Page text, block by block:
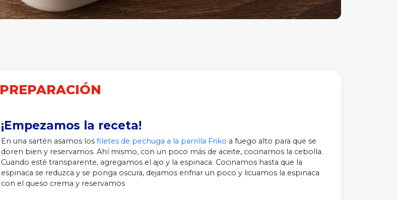
PREPARACIÓN
¡Empezamos la receta!
En una sartén asamos los filetes de pechuga a la parrilla Friko a fuego alto para que se
doren bien y reservamos.Ahí mismo, con un poco más de aceite, cocinamos la cebolla.
Cuando esté transparente, agregamos el ajo y la espinaca. Cocinamos hasta que la
espinaca se reduzca y se ponga oscura, dejamos enfriar un poco y licuamos la espinaca
con el queso crema y reservamos